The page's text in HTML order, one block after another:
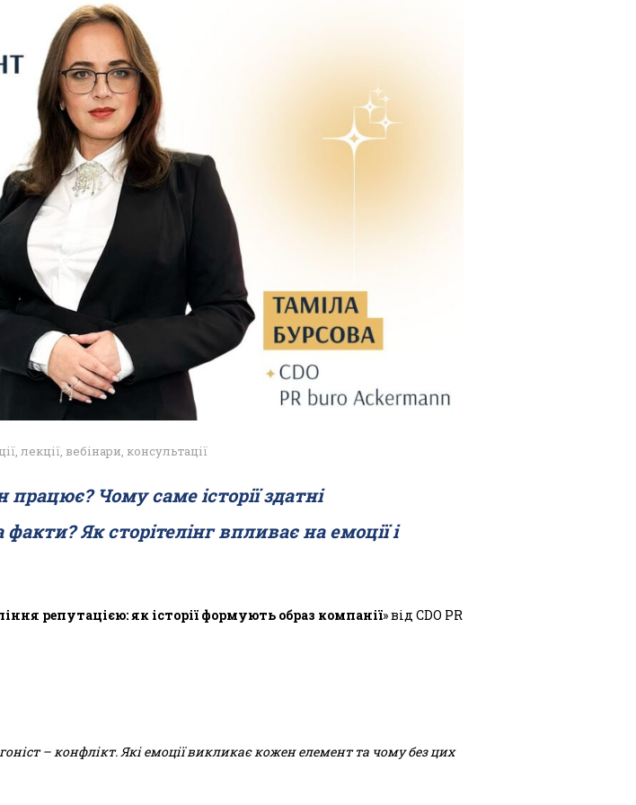
лекції, вебінари, консультації
працює? Чому саме історії здатні
Як сторітелінг впливає на емоції і
репутацією: як історії формують образ компанії» від CDO PR
– конфлікт. Які емоції викликає кожен елемент та чому без цих